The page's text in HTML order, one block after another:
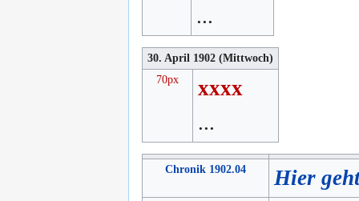
...
30. April 1902 (Mittwoch)
70px
xxxx
...
Chronik 1902.04 Hier